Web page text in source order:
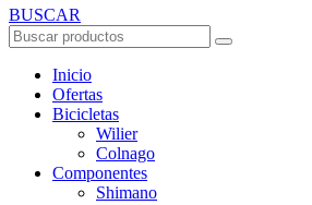
BUSCAR
Inicio
Ofertas
Bicicletas
Wilier
Colnago
Componentes
Shimano